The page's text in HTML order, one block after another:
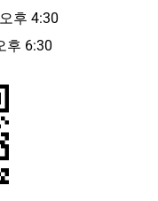
후 4:30
후 6:30